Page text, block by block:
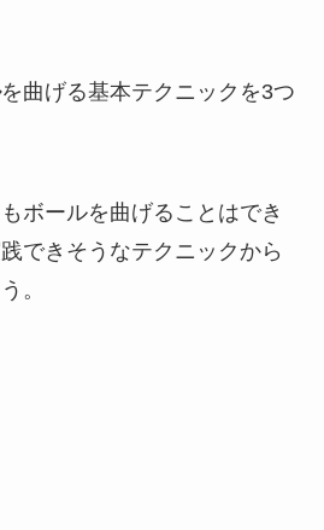
を曲げる基本テクニックを3つ
ボールを曲げることはでき
できそうなテクニックから
。